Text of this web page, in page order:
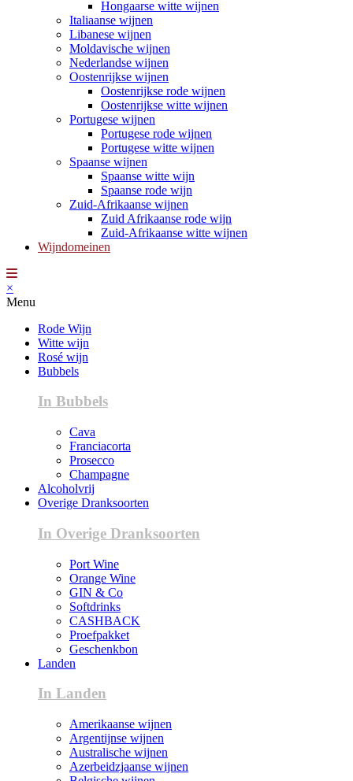
Hongaarse witte wijnen
Italiaanse wijnen
Libanese wijnen
Moldavische wijnen
Nederlandse wijnen
Oostenrijkse wijnen
Oostenrijkse rode wijnen
Oostenrijkse witte wijnen
Portugese wijnen
Portugese rode wijnen
Portugese witte wijnen
Spaanse wijnen
Spaanse witte wijn
Spaanse rode wijn
Zuid-Afrikaanse wijnen
Zuid Afrikaanse rode wijn
Zuid-Afrikaanse witte wijnen
Wijndomeinen
×
Menu
Rode Wijn
Witte wijn
Rosé wijn
Bubbels
In Bubbels
Cava
Franciacorta
Prosecco
Champagne
Alcoholvrij
Overige Dranksoorten
In Overige Dranksoorten
Port Wine
Orange Wine
GIN & Co
Softdrinks
CASHBACK
Proefpakket
Geschenkbon
Landen
In Landen
Amerikaanse wijnen
Argentijnse wijnen
Australische wijnen
Azerbeidzjaanse wijnen